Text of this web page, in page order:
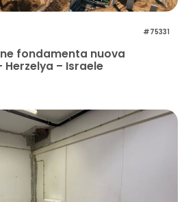
#75331
fondamenta nuova
– Israele